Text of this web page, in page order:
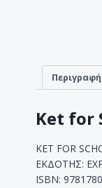
Περιγραφή
Ket for
KET FOR
ΕΚΔΟΤΗΣ:
ISBN: